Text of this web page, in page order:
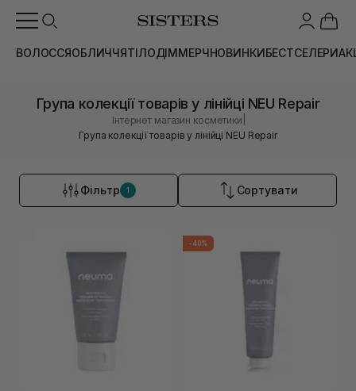
ВОЛОССЯОБЛИЧЧЯТІЛОДІММЕРЧНОВИНКИБЕСТСЕЛЕРИ
Група колекції товарів у лінійці NEU Repair
Інтернет магазин косметики
Група колекції товарів у лінійці NEU Repair
Фільтр 1 Сортувати
-40%